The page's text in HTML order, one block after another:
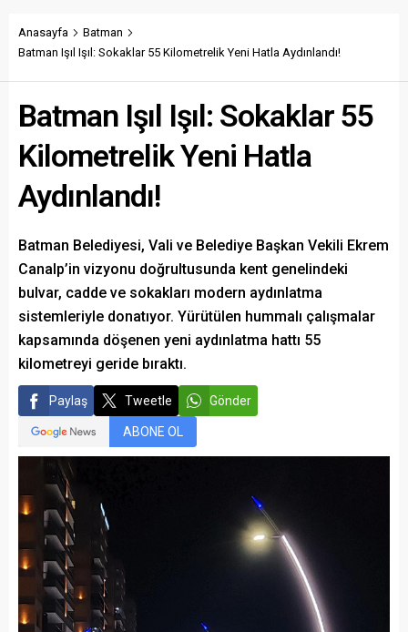
Anasayfa
Batman
Batman Işıl Işıl: Sokaklar 55 Kilometrelik Yeni Hatla Aydınlandı!
Batman Işıl Işıl: Sokaklar 55
Kilometrelik Yeni Hatla
Aydınlandı!
Batman Belediyesi, Vali ve Belediye Başkan Vekili Ekrem
Canalp’in vizyonu doğrultusunda kent genelindeki
bulvar, cadde ve sokakları modern aydınlatma
sistemleriyle donatıyor. Yürütülen hummalı çalışmalar
kapsamında döşenen yeni aydınlatma hattı 55
kilometreyi geride bıraktı.
Paylaş Tweetle Gönder
ABONE OL